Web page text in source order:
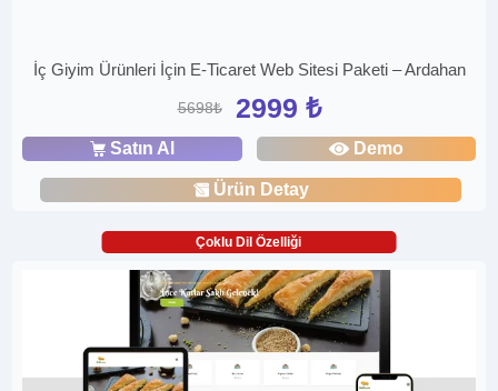
İç Giyim Ürünleri İçin E-Ticaret Web Sitesi Paketi – Ardahan
5698₺ 2999 ₺
Satın Al Demo
Ürün Detay
Çoklu Dil Özelliği